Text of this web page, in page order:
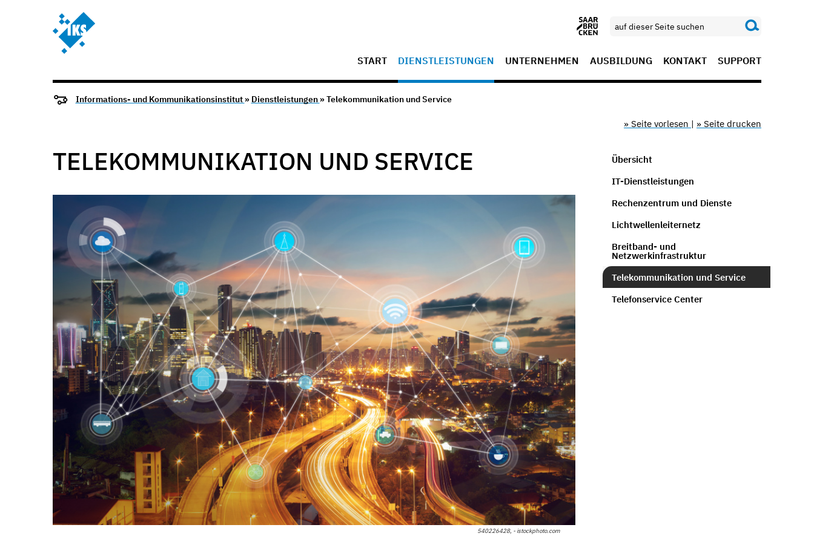
START DIENSTLEISTUNGEN UNTERNEHMEN AUSBILDUNG KONTAKT SUPPORT
Informations- und Kommunikationsinstitut » Dienstleistungen » Telekommunikation und Service
» Seite vorlesen | » Seite drucken
TELEKOMMUNIKATION UND SERVICE
540226428, - istockphoto.com
Übersicht
IT-Dienstleistungen
Rechenzentrum und Dienste
Lichtwellenleiternetz
Breitband- und
Netzwerkinfrastruktur
Telekommunikation und Service
Telefonservice Center